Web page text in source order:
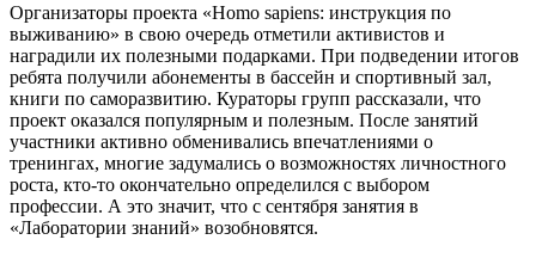
Организаторы проекта «Homo sapiens: инструкция по
выживанию» в свою очередь отметили активистов и
наградили их полезными подарками. При подведении итогов
ребята получили абонементы в бассейн и спортивный зал,
книги по саморазвитию. Кураторы групп рассказали, что
проект оказался популярным и полезным. После занятий
участники активно обменивались впечатлениями о
тренингах, многие задумались о возможностях личностного
роста, кто-то окончательно определился с выбором
профессии. А это значит, что с сентября занятия в
«Лаборатории знаний» возобновятся.